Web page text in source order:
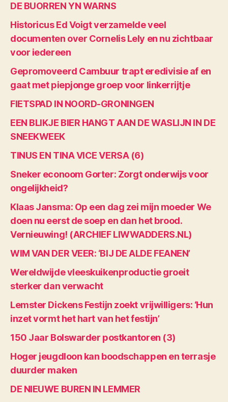
DE BUORREN YN WARNS
Historicus Ed Voigt verzamelde veel
documenten over Cornelis Lely en nu zichtbaar
voor iedereen
Gepromoveerd Cambuur trapt eredivisie af en
gaat met piepjonge groep voor linkerrijtje
FIETSPAD IN NOORD-GRONINGEN
EEN BLIKJE BIER HANGT AAN DE WASLIJN IN DE
SNEEKWEEK
TINUS EN TINA VICE VERSA (6)
Sneker econoom Gorter: Zorgt onderwijs voor
ongelijkheid?
Klaas Jansma: Op een dag zei mijn moeder We
doen nu eerst de soep en dan het brood.
Vernieuwing! (ARCHIEF LIWWADDERS.NL)
WIM VAN DER VEER: ‘BIJ DE ALDE FEANEN’
Wereldwijde vleeskuikenproductie groeit
sterker dan verwacht
Lemster Dickens Festijn zoekt vrijwilligers: ‘Hun
inzet vormt het hart van het festijn’
150 Jaar Bolswarder postkantoren (3)
Hoger jeugdloon kan boodschappen en terrasje
duurder maken
DE NIEUWE BUREN IN LEMMER